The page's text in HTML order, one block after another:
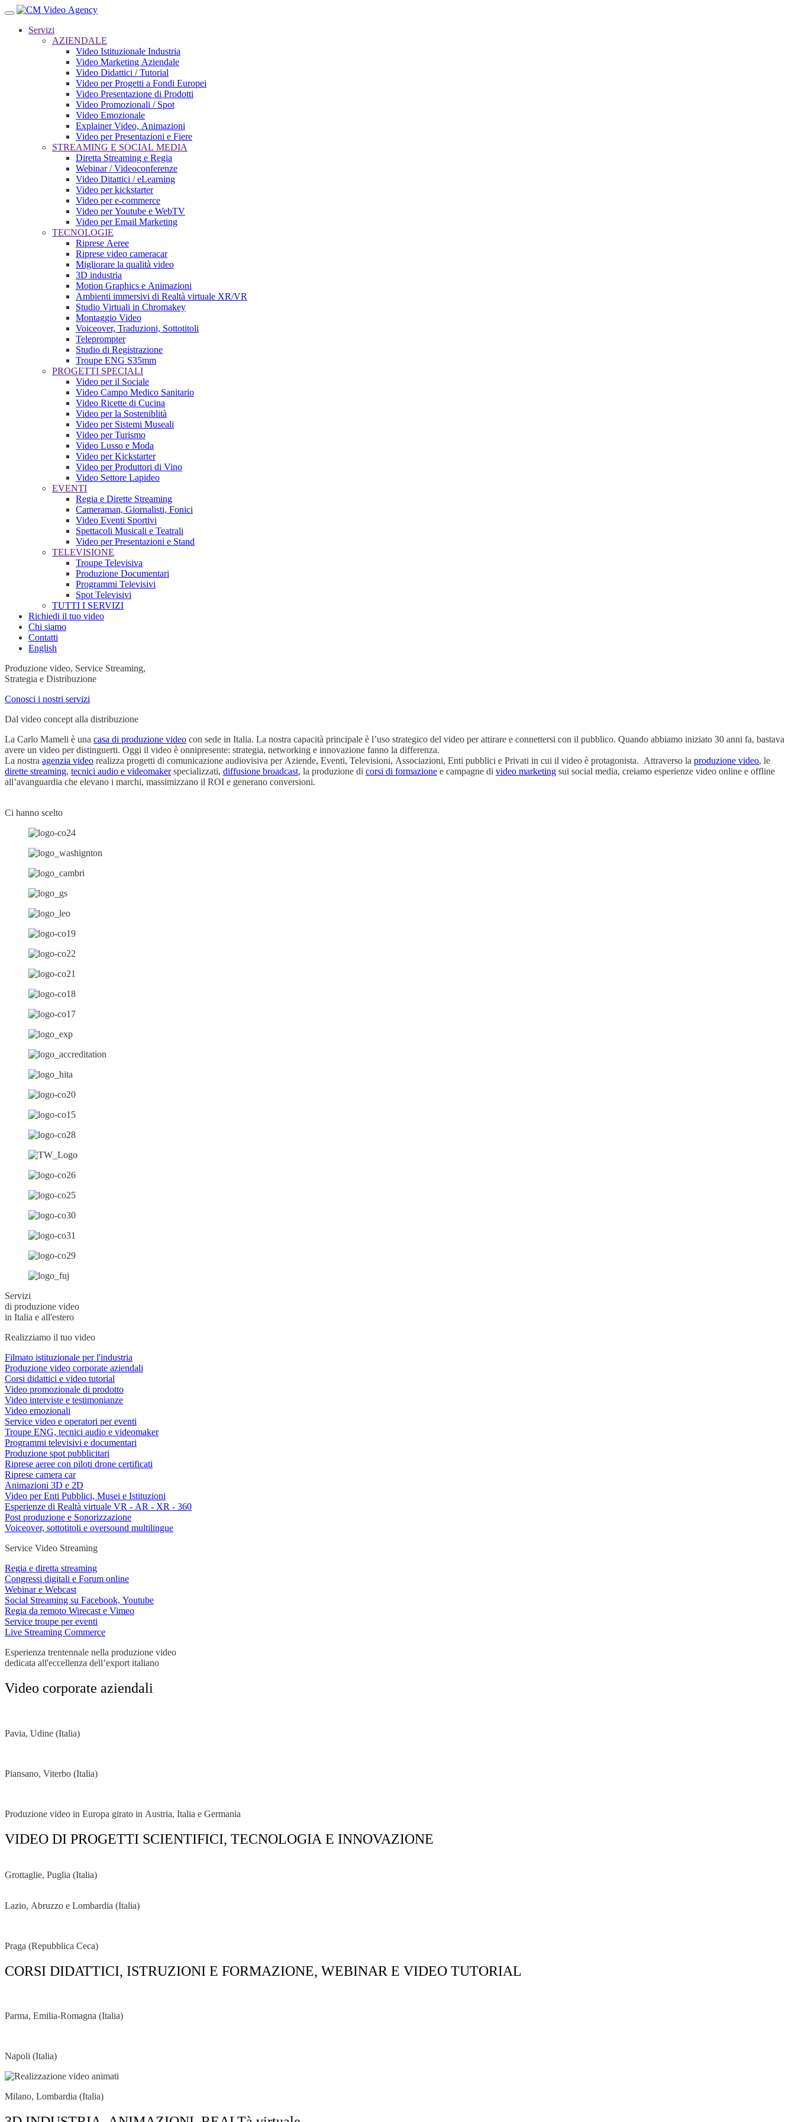
Servizi
AZIENDALE
Video Istituzionale Industria
Video Marketing Aziendale
Video Didattici / Tutorial
Video per Progetti a Fondi Europei
Video Presentazione di Prodotti
Video Promozionali / Spot
Video Emozionale
Explainer Video, Animazioni
Video per Presentazioni e Fiere
STREAMING E SOCIAL MEDIA
Diretta Streaming e Regia
Webinar / Videoconferenze
Video Ditattici / eLearning
Video per kickstarter
Video per e-commerce
Video per Youtube e WebTV
Video per Email Marketing
TECNOLOGIE
Riprese Aeree
Riprese video cameracar
Migliorare la qualità video
3D industria
Motion Graphics e Animazioni
Ambienti immersivi di Realtà virtuale XR/VR
Studio Virtuali in Chromakey
Montaggio Video
Voiceover, Traduzioni, Sottotitoli
Teleprompter
Studio di Registrazione
Troupe ENG S35mm
PROGETTI SPECIALI
Video per il Sociale
Video Campo Medico Sanitario
Video Ricette di Cucina
Video per la Sosteniblità
Video per Sistemi Museali
Video per Turismo
Video Lusso e Moda
Video per Kickstarter
Video per Produttori di Vino
Video Settore Lapideo
EVENTI
Regia e Dirette Streaming
Cameraman, Giornalisti, Fonici
Video Eventi Sportivi
Spettacoli Musicali e Teatrali
Video per Presentazioni e Stand
TELEVISIONE
Troupe Televisiva
Produzione Documentari
Programmi Televisivi
Spot Televisivi
TUTTI I SERVIZI
Richiedi il tuo video
Chi siamo
Contatti
English
Produzione video, Service Streaming,
Strategia e Distribuzione
Conosci i nostri servizi
Dal video concept alla distribuzione
La Carlo Mameli è una casa di produzione video con sede in Italia. La nostra capacità principale è l’uso strategico del video per attirare e connettersi con il pubblico. Quando abbiamo iniziato 30 anni fa, bastava
avere un video per distinguerti. Oggi il video è onnipresente: strategia, networking e innovazione fanno la differenza.
La nostra agenzia video realizza progetti di comunicazione audiovisiva per Aziende, Eventi, Televisioni, Associazioni, Enti pubblici e Privati in cui il video è protagonista. Attraverso la produzione video, le
dirette streaming, tecnici audio e videomakerspecializzati, diffusione broadcast, la produzione di corsi di formazione e campagne di video marketing sui social media, creiamo esperienze video online e offline
all’avanguardia che elevano i marchi, massimizzano il ROI e generano conversioni.
Ci hanno scelto
Servizi
di produzione video
in Italia e all'estero
Realizziamo il tuo video
Filmato istituzionale per l'industria
Produzione video corporate aziendali
Corsi didattici e video tutorial
Video promozionale di prodotto
Video interviste e testimonianze
Video emozionali
Service video e operatori per eventi
Troupe ENG, tecnici audio e videomaker
Programmi televisivi e documentari
Produzione spot pubblicitari
Riprese aeree con piloti drone certificati
Riprese camera car
Animazioni 3D e 2D
Video per Enti Pubblici, Musei e Istituzioni
Esperienze di Realtà virtuale VR - AR - XR - 360
Post produzione e Sonorizzazione
Voiceover, sottotitoli e oversound multilingue
Service Video Streaming
Regia e diretta streaming
Congressi digitali e Forum online
Webinar e Webcast
Social Streaming su Facebook, Youtube
Regia da remoto Wirecast e Vimeo
Service troupe per eventi
Live Streaming Commerce
Esperienza trentennale nella produzione video
dedicata all'eccellenza dell’export italiano
Video corporate aziendali
Pavia, Udine (Italia)
Piansano, Viterbo (Italia)
Produzione video in Europa girato in Austria, Italia e Germania
VIDEO DI PROGETTI SCIENTIFICI, TECNOLOGIA E INNOVAZIONE
Grottaglie, Puglia (Italia)
Lazio, Abruzzo e Lombardia (Italia)
Praga (Repubblica Ceca)
CORSI DIDATTICI, ISTRUZIONI E FORMAZIONE, WEBINAR E VIDEO TUTORIAL
Parma, Emilia-Romagna (Italia)
Napoli (Italia)
Milano, Lombardia (Italia)